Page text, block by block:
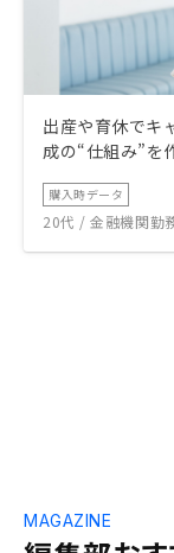
出産や育休でキ
成の“仕組み”を
購入時データ
20代 / 金融機関勤
MAGAZINE